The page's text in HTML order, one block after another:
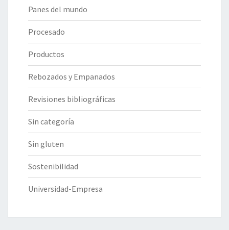
Panes del mundo
Procesado
Productos
Rebozados y Empanados
Revisiones bibliográficas
Sin categoría
Sin gluten
Sostenibilidad
Universidad-Empresa